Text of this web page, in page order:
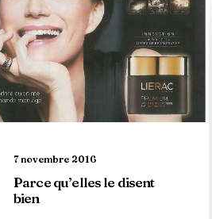
7 novembre 2016
Parce qu’elles le disent
bien